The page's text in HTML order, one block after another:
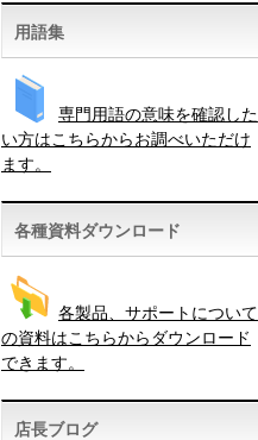
用語集
専門用語の意味を確認した
い方はこちらからお調べいただけ
ます。
各種資料ダウンロード
各製品、サポートについて
の資料はこちらからダウンロード
できます。
店長ブログ